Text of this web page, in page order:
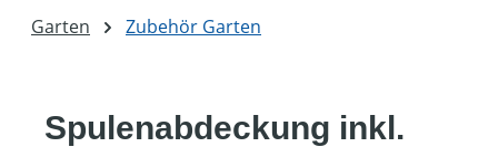
Garten Zubehör Garten
Spulenabdeckung inkl.